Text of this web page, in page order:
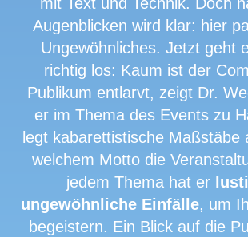
Augenblicken wird klar: hier
Ungewöhnliches. Jetzt geht
richtig los: Kaum ist der
Publikum entlarvt, zeigt Dr.
er im Thema des Events zu
legt kabarettistische Maßstäbe
welchem Motto die
jedem Thema hat er
ungewöhnliche Einfälle, um
begeistern. Ein Blick auf die